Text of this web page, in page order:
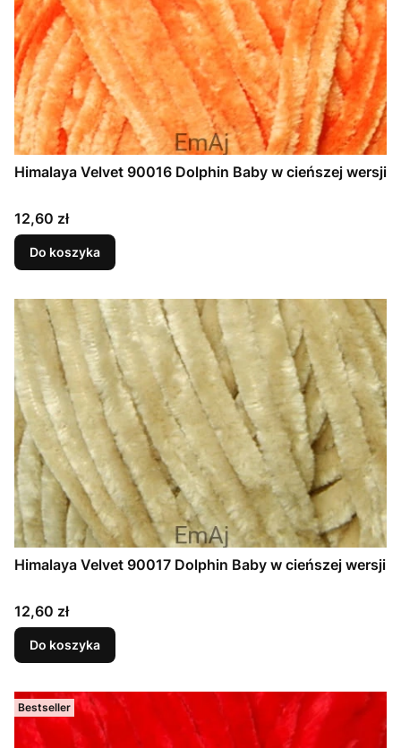
Himalaya Velvet 90016 Dolphin Baby w cieńszej wersji
Cena
12,60 zł
Do koszyka
Himalaya Velvet 90017 Dolphin Baby w cieńszej wersji
Cena
12,60 zł
Do koszyka
Bestseller